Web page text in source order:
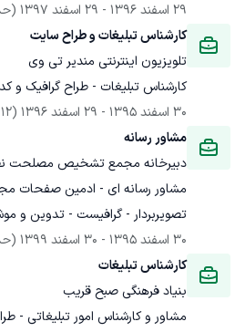
29 اسفند 1396
- 29 اسفند 1397
کارشناس تبلیغات و طراح سایت
تلویزیون اینترنتی مندیر تی وی
کارشناس تبلیغات - طراح گرافیک و
30 اسفند 1395
- 29 اسفند 1396
(12 ماه)
مشاور رسانه
دبیرخانه مجمع تشخیص مصلحت
مشاور رسانه ای - ادمین صفحات
تصویربردار - گرافیست - تدوین و
30 اسفند 1395
- 30 اسفند 1399
کارشناس تبلیغات
بنیاد فرهنگی صبح قریب
مشاور و کارشناس امور تبلیغاتی -